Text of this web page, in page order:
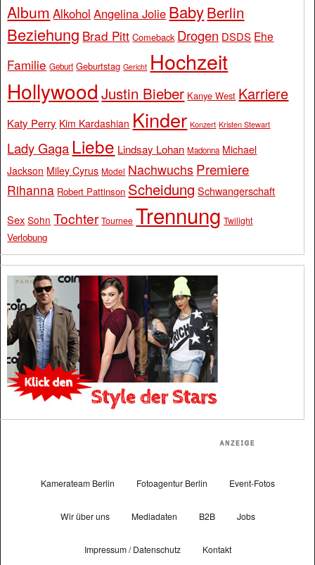
Album Alkohol Angelina Jolie BabyBerlin
Beziehung Brad Pitt Comeback Drogen DSDS Ehe
Familie Geburt Geburtstag Gericht Hochzeit
Hollywood Justin Bieber Kanye West Karriere
Katy Perry Kim Kardashian Kinder Konzert Kristen Stewart
Lady Gaga Liebe Lindsay Lohan Madonna Michael
Jackson Miley Cyrus Model Nachwuchs Premiere
Rihanna Robert Pattinson Scheidung Schwangerschaft
Sex Sohn Tochter Tournee Trennung Twilight
Verlobung
Kamerateam Berlin Fotoagentur Berlin Event-Fotos
Wir über uns Mediadaten B2B Jobs
Impressum / Datenschutz Kontakt